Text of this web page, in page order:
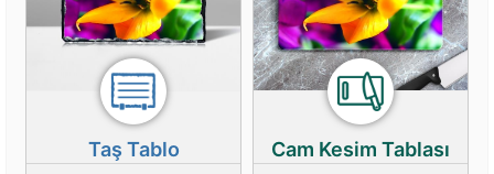
Taş Tablo Cam Kesim Tablası